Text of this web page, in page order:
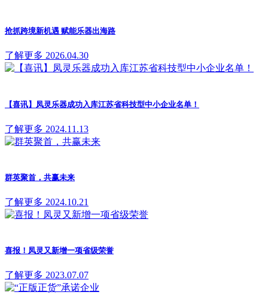
抢抓跨境新机遇 赋能乐器出海路
了解更多 2026.04.30
【喜讯】凤灵乐器成功入库江苏省科技型中小企业名单！
了解更多 2024.11.13
群英聚首，共赢未来
了解更多 2024.10.21
喜报！凤灵又新增一项省级荣誉
了解更多 2023.07.07